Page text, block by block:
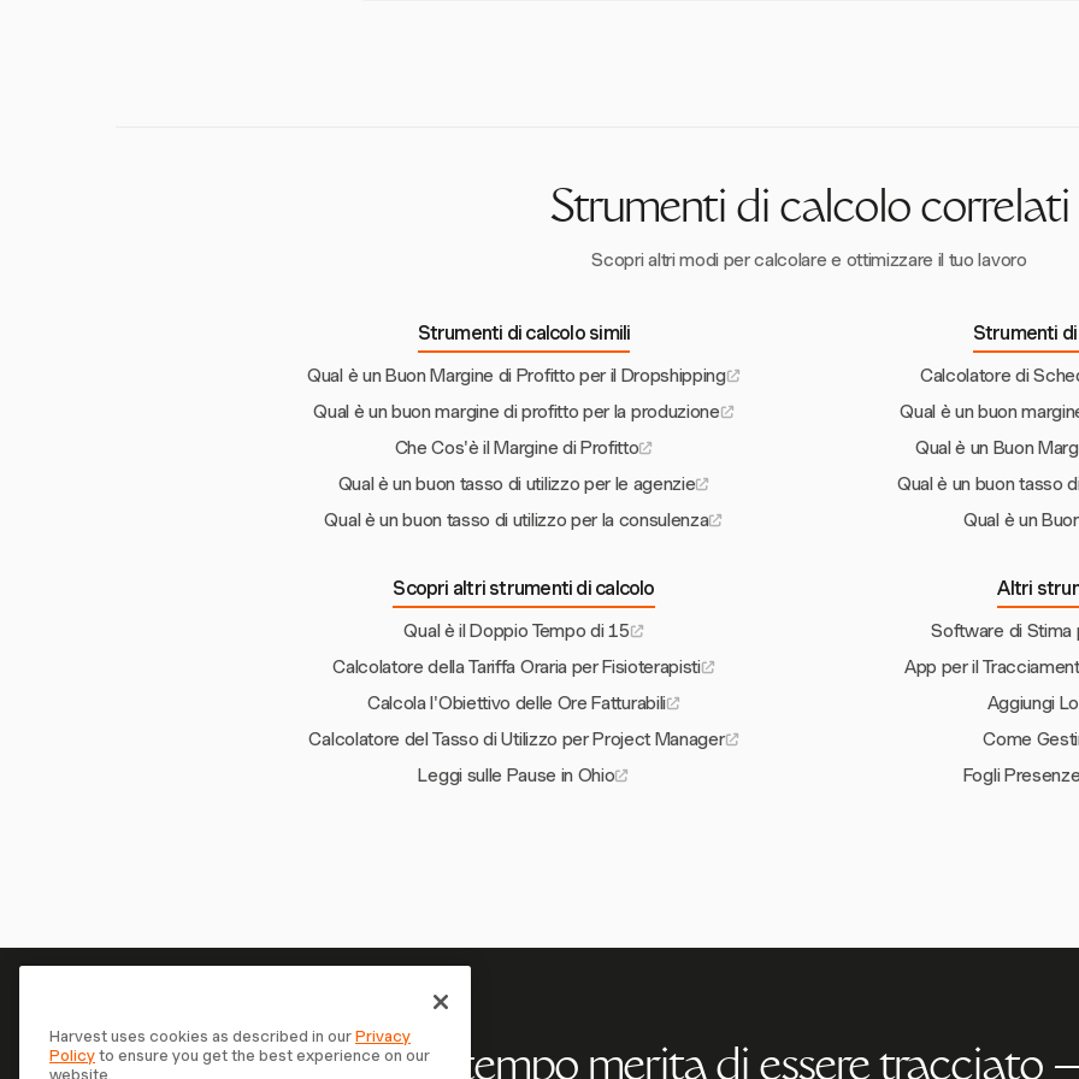
Strumenti di calcolo correlati
Scopri altri modi per calcolare e ottimizzare il tuo lavoro
Strumenti di calcolo simili
Qual è un Buon Margine di Profitto per il Dropshipping
Qual è un buon margine di profitto per la produzione
Che Cos'è il Margine di Profitto
Qual è un buon tasso di utilizzo per le agenzie
Qual è un buon tasso di utilizzo per la consulenza
Strumenti
Calcolatore di
Qual è un buon
Qual è un Buon
Qual è un buon tasso
Qual è un
Scopri altri strumenti di calcolo
Qual è il Doppio Tempo di 15
Calcolatore della Tariffa Oraria per Fisioterapisti
Calcola l'Obiettivo delle Ore Fatturabili
Calcolatore del Tasso di Utilizzo per Project Manager
Leggi sulle Pause in Ohio
Altri
Software di Stima
App per il
Aggiungi
Come
Fogli
Harvest uses cookies as described in ourPrivacy
Policyto ensure you get the best experience on our
website.